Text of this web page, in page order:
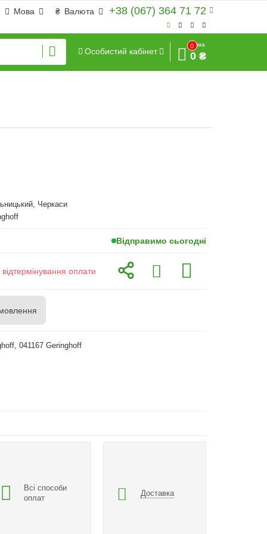
+38 (067) 364 71 72
₴ Валюта
Мова
Особистий кабінет
0
Сума
0 ₴
Черкаси
Відправимо сьогодні
оплати
041167 Geringhoff
Всі способи
оплат
Доставка